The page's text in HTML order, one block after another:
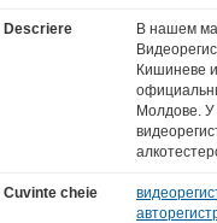
Descriere
В нашем
Кишиневе
Молдове.
Cuvinte cheie